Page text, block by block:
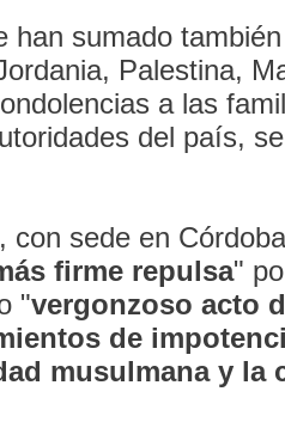
han sumado
Palestina,
a las
del país,
con sede en
firme repulsa"
"vergonzoso acto
de
musulmana y la